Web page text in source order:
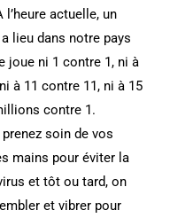
actuelle, un
lieu dans notre pays
joue ni 1 contre 1, ni à
à 11 contre 11, ni à 15
contre 1.
soin de vos
mains pour éviter la
et tôt ou tard, on
et vibrer pour